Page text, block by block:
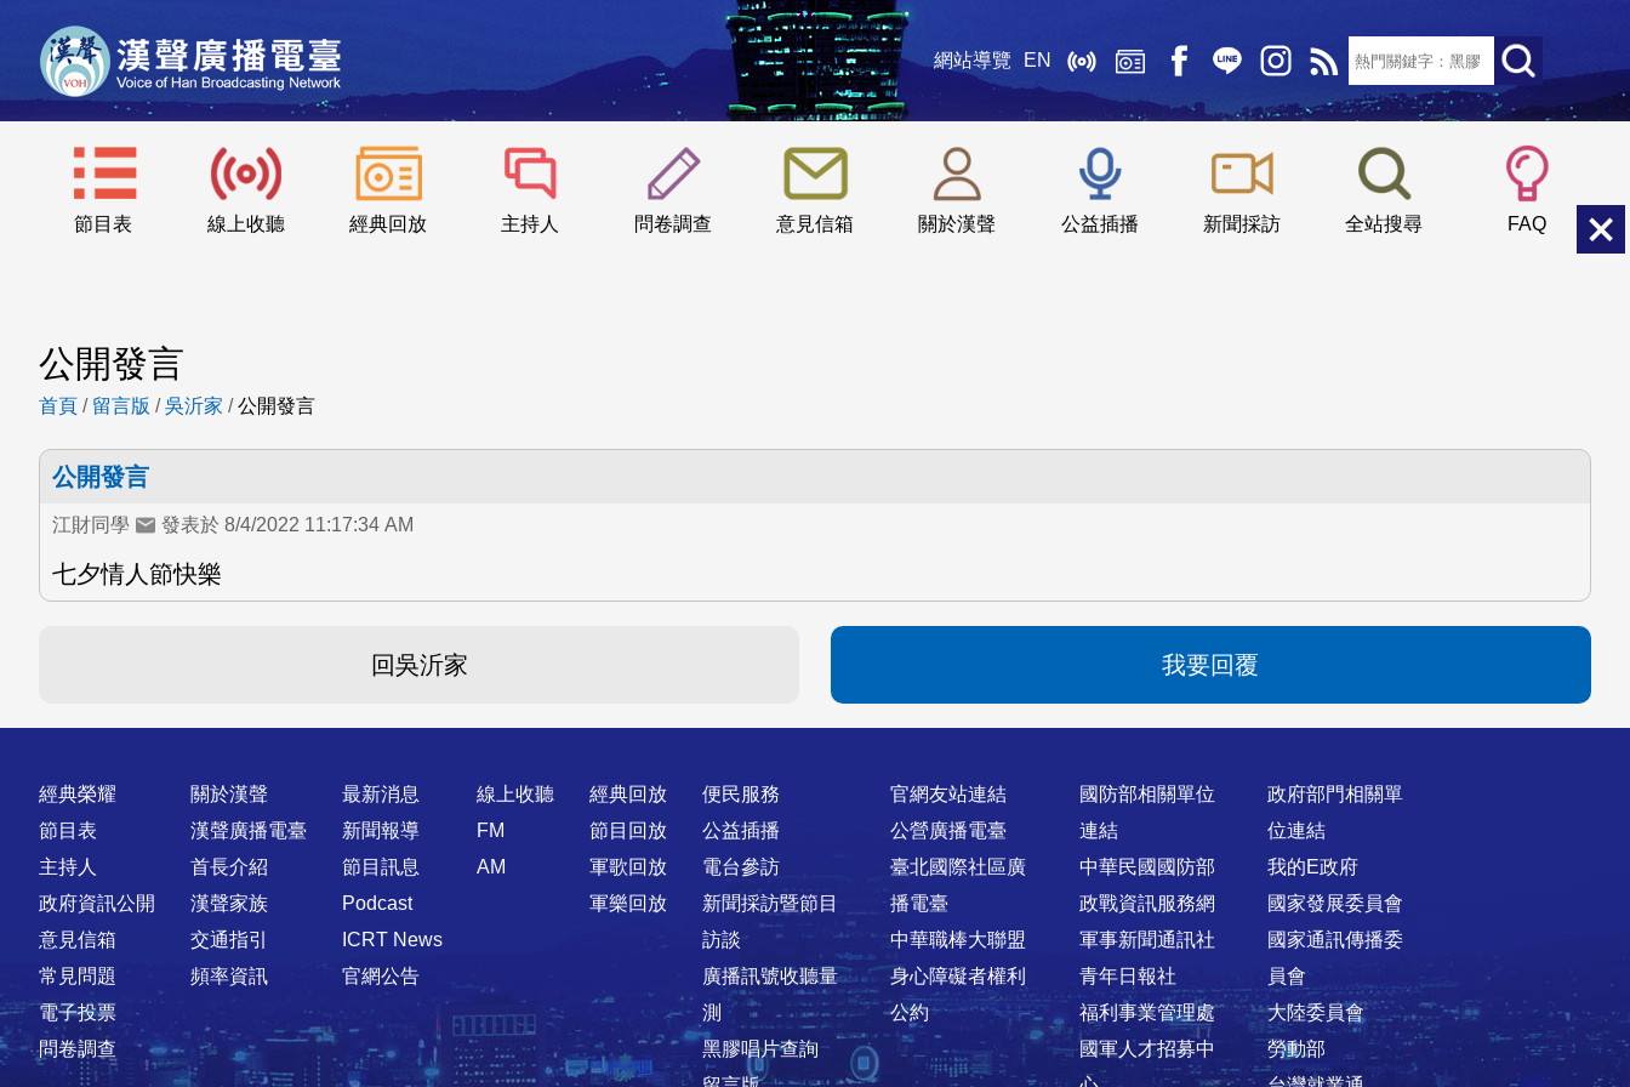
網站導覽 EN
節目表 線上收聽 經典回放 主持人 問卷調查 意見信箱 關於漢聲 公益插播 新聞採訪 全站搜尋 FAQ
::: 小 中
公開發言
首頁 / 留言版 /吳沂家 /公開發言
公開發言
江財同學 發表於 8/4/2022 11:17:34 AM
七夕情人節快樂
回吳沂家 我要回覆
快速連結
經典榮耀
節目表
主持人
政府資訊公開
意見信箱
常見問題
電子投票
問卷調查
關於漢聲
漢聲廣播電臺
首長介紹
漢聲家族
交通指引
頻率資訊
最新消息
新聞報導
節目訊息
Podcast
ICRT News
官網公告
線上收聽
FM
AM
經典回放
節目回放
軍歌回放
軍樂回放
便民服務
公益插播
電台參訪
新聞採訪暨節目
訪談
廣播訊號收聽量
測
黑膠唱片查詢
官網友站連結
公營廣播電臺
臺北國際社區廣
播電臺
中華職棒大聯盟
身心障礙者權利
公約
國防部相關單位
連結
中華民國國防部
政戰資訊服務網
軍事新聞通訊社
青年日報社
福利事業管理處
國軍人才招募中
政府部門相關單
位連結
我的E政府
國家發展委員會
國家通訊傳播委
員會
大陸委員會
勞動部